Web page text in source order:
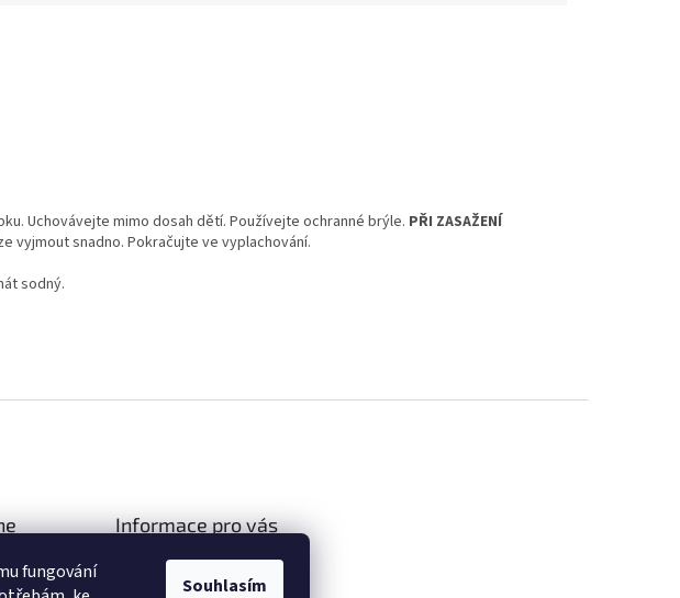
fungování
Souhlasím
Uchovávejte mimo dosah dětí. Používejte ochranné brýle. PŘI ZASAŽENÍ
vyjmout snadno. Pokračujte ve vyplachování.
sodný.
Informace pro vás
Obchodní podmínky
Podmínky ochrany osobních